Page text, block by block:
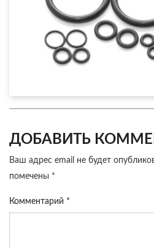
ДОБАВИТЬ
Ваш адрес email не будет
помечены *
Комментарий *